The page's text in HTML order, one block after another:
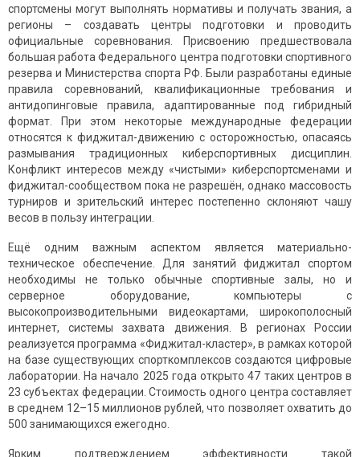
спортсмены могут выполнять нормативы и получать звания, а
регионы – создавать центры подготовки и проводить
официальные соревнования. Присвоению предшествовала
большая работа Федерального центра подготовки спортивного
резерва и Министерства спорта РФ. Были разработаны единые
правила соревнований, квалификационные требования и
антидопинговые правила, адаптированные под гибридный
формат. При этом некоторые международные федерации
относятся к фиджитал-движению с осторожностью, опасаясь
размывания традиционных киберспортивных дисциплин.
Конфликт интересов между «чистыми» киберспортсменами и
фиджитал-сообществом пока не разрешён, однако массовость
турниров и зрительский интерес постепенно склоняют чашу
весов в пользу интеграции.
Ещё одним важным аспектом является материально-
техническое обеспечение. Для занятий фиджитал спортом
необходимы не только обычные спортивные залы, но и
серверное оборудование, компьютеры с
высокопроизводительными видеокартами, широкополосный
интернет, системы захвата движения. В регионах России
реализуется программа «Фиджитал-кластер», в рамках которой
на базе существующих спорткомплексов создаются цифровые
лаборатории. На начало 2025 года открыто 47 таких центров в
23 субъектах федерации. Стоимость одного центра составляет
в среднем 12–15 миллионов рублей, что позволяет охватить до
500 занимающихся ежегодно.
Ярким подтверждением эффективности такой